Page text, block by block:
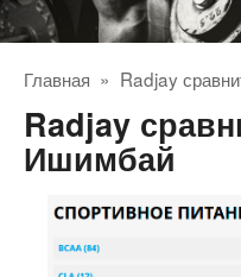
Главная » Radjay
Radjay сравнить цены
Ишимбай